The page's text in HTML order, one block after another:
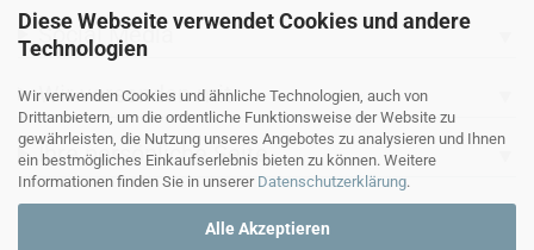
Diese Webseite verwendet Cookies und andere
Technologien
Wir verwenden Cookies und ähnliche Technologien, auch von
Drittanbietern, um die ordentliche Funktionsweise der Website zu
gewährleisten, die Nutzung unseres Angebotes zu analysieren und Ihnen
ein bestmögliches Einkaufserlebnis bieten zu können. Weitere
Informationen finden Sie in unserer Datenschutzerklärung.
Alle Akzeptieren
Social Media
Wir versenden mit
Ihre persönliche Seite